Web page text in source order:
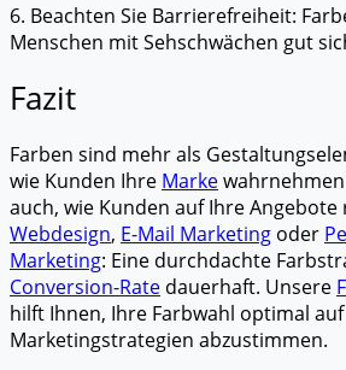
6. Beachten Sie Barrierefreiheit:
Menschen mit Sehschwächen gut
Fazit
Farben sind mehr als
wie Kunden Ihre Marke
auch, wie Kunden auf Ihre Angebote
Webdesign, E-Mail Marketing oder
Marketing: Eine durchdachte
Conversion-Rate dauerhaft. Unsere
hilft Ihnen, Ihre Farbwahl optimal
Marketingstrategien abzustimmen.